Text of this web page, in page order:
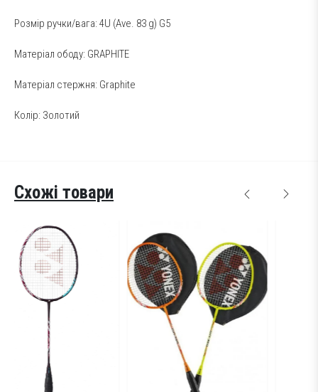
Розмір ручки/вага: 4U (Ave. 83 g) G5
Матеріал ободу: GRAPHITE
Матеріал стержня: Graphite
Колір: Золотий
Схожі товари